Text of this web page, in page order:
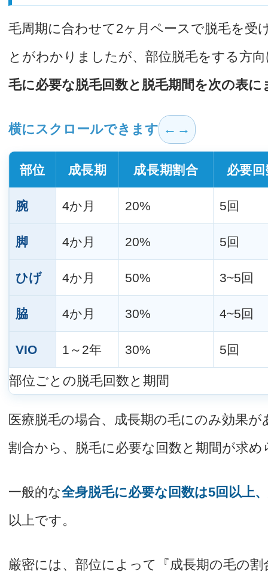
毛周期に合わせて2ヶ月ペースで脱毛を受
とがわかりましたが、部位脱毛をする方
毛に必要な脱毛回数と脱毛期間を次の表
横にスクロールできます
部位 成長期 成長期割合 必要
腕 4か月 20% 5回
脚 4か月 20% 5回
ひげ 4か月 50% 3~5回
脇 4か月 30% 4~5回
VIO 1～2年 30% 5回
部位ごとの脱毛回数と期間
医療脱毛の場合、成長期の毛にのみ効果
割合から、脱毛に必要な回数と期間が求め
一般的な全身脱毛に必要な回数は5回以上
以上です。
厳密には、部位によって『成長期の毛の